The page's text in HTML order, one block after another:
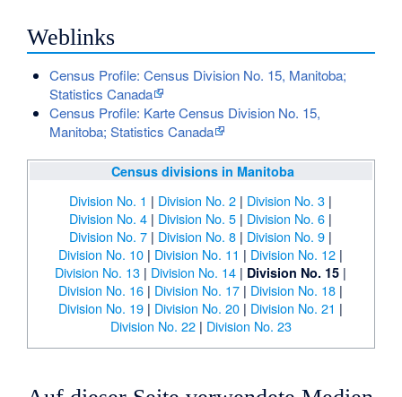
Weblinks
Census Profile: Census Division No. 15, Manitoba;
Statistics Canada
Census Profile: Karte Census Division No. 15,
Manitoba; Statistics Canada
Census divisions in Manitoba
Division No. 1 | Division No. 2 | Division No. 3 |
Division No. 4 | Division No. 5 | Division No. 6 |
Division No. 7 | Division No. 8 | Division No. 9 |
Division No. 10 | Division No. 11 | Division No. 12 |
Division No. 13 | Division No. 14 | Division No. 15 |
Division No. 16 | Division No. 17 | Division No. 18 |
Division No. 19 | Division No. 20 | Division No. 21 |
Division No. 22| Division No. 23